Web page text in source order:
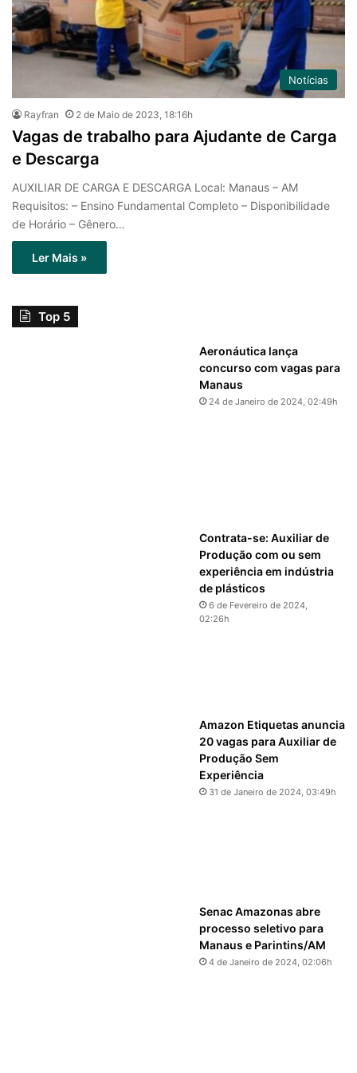
Notícias
Rayfran 2 de Maio de 2023, 18:16h
Vagas de trabalho para Ajudante de Carga
e Descarga
AUXILIAR DE CARGA E DESCARGA Local: Manaus – AM
Requisitos: – Ensino Fundamental Completo – Disponibilidade
de Horário – Gênero…
Ler Mais »
Top 5
Aeronáutica lança
concurso com vagas para
Manaus
24 de Janeiro de 2024, 02:49h
Contrata-se: Auxiliar de
Produção com ou sem
experiência em indústria
de plásticos
6 de Fevereiro de 2024,
02:26h
Amazon Etiquetas anuncia
20 vagas para Auxiliar de
Produção Sem
Experiência
31 de Janeiro de 2024, 03:49h
Senac Amazonas abre
processo seletivo para
Manaus e Parintins/AM
4 de Janeiro de 2024, 02:06h